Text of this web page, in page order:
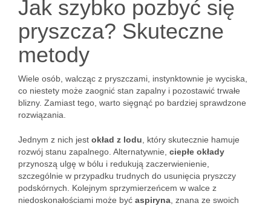
Jak szybko pozbyć się
pryszcza? Skuteczne
metody
Wiele osób, walcząc z pryszczami, instynktownie je wyciska,
co niestety może zaognić stan zapalny i pozostawić trwałe
blizny. Zamiast tego, warto sięgnąć po bardziej sprawdzone
rozwiązania.
Jednym z nich jest okład z lodu , który skutecznie hamuje
rozwój stanu zapalnego. Alternatywnie, ciepłe okłady
przynoszą ulgę w bólu i redukują zaczerwienienie,
szczególnie w przypadku trudnych do usunięcia pryszczy
podskórnych. Kolejnym sprzymierzeńcem w walce z
niedoskonałościami może być aspiryna , znana ze swoich